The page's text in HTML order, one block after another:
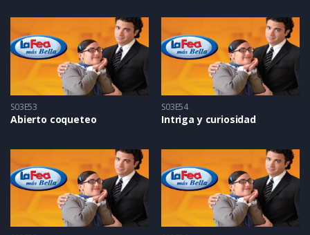
S03E53
Abierto coqueteo
S03E54
Intriga y curiosidad